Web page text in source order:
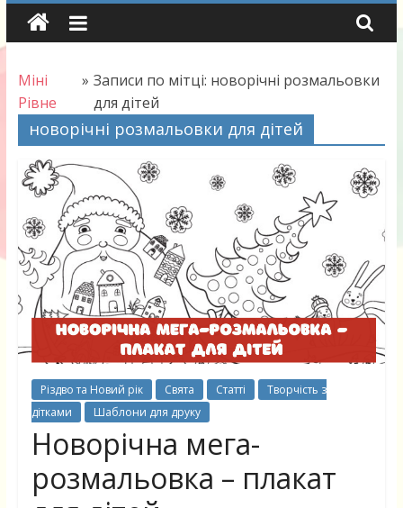
Skip
Міні
Рівне
» Записи по мітці: новорічні розмальовки
для дітей
новорічні розмальовки для дітей
Різдво та Новий рік Свята Статті
Творчість з
дітками
Шаблони для друку
Новорічна мега-
розмальовка – плакат